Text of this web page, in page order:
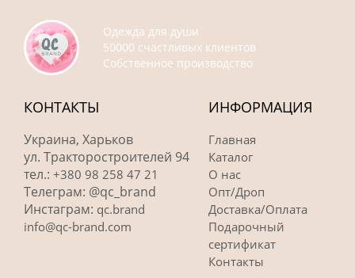
Одежда для души
50000 счастливых клиентов
Собственное производство
КОНТАКТЫ
Украина, Харьков
ул. Тракторостроителей 94
тел.: +380 98 258 47 21
Телеграм: @qc_brand
Инстаграм: qc.brand
info@qc-brand.com
ИНФОРМАЦИЯ
Главная
Каталог
О нас
Опт/Дроп
Доставка/Оплата
Подарочный
сертификат
Контакты